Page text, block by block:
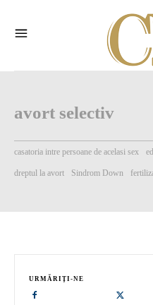
avort selectiv
casatoria intre persoane de acelasi sex
dreptul la avort Sindrom Down
URMĂRIȚI-NE